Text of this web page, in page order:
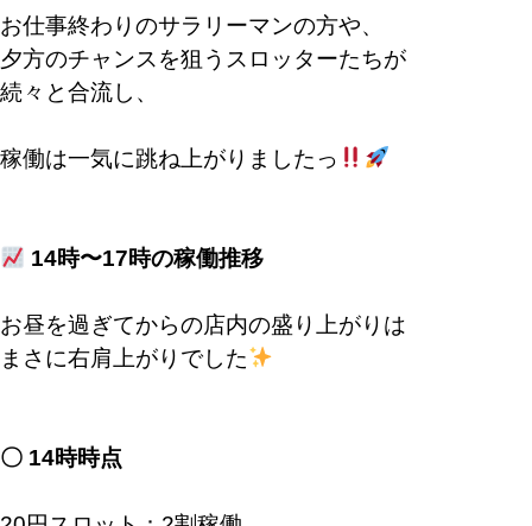
お仕事終わりのサラリーマンの方や、
夕方のチャンスを狙うスロッターたちが
続々と合流し、
稼働は一気に跳ね上がりましたっ
14時〜17時の稼働推移
お昼を過ぎてからの店内の盛り上がりは
まさに右肩上がりでした
〇 14時時点